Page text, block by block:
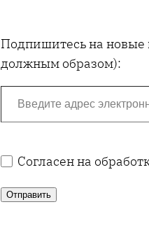
Подпишитесь на новые
должным образом):
Введите адрес электронной почты…
Согласен на
Отправить